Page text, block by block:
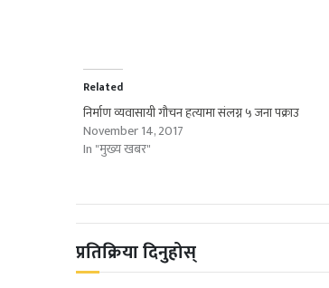
Related
निर्माण व्यवासायी गौचन हत्यामा संलग्न ५ जना पक्राउ
November 14, 2017
In "मुख्य खबर"
प्रतिक्रिया दिनुहोस्